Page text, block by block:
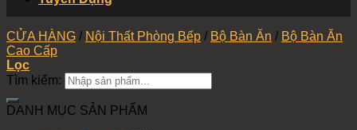
CỬA HÀNG / Nội Thất Phòng Bếp / Bộ Bàn Ăn / Bộ Bàn Ăn
Cao Cấp
Lọc
Tìm kiếm:
DANH MỤC SẢN PHẨM